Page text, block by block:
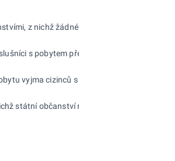
z nichž žádné není státním občanstvím
s pobytem přechodným, občané tzv.
vyjma cizinců s
státní občanství nebylo zjištěno.